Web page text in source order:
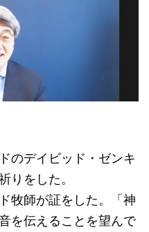
のデイビッド・ゼンキ
りをした。
牧師が証をした。
「神
を伝えることを望んで